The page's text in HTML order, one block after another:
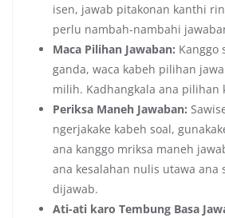
isen, jawab pitakonan kanthi
perlu nambah-nambahi
Maca Pilihan Jawaban: Kanggo
ganda, waca kabeh pilihan
milih. Kadhangkala ana pilihan
Periksa Maneh Jawaban:
ngerjakake kabeh soal,
ana kanggo mriksa maneh
ana kesalahan nulis utawa ana
dijawab.
Ati-ati karo Tembung Basa